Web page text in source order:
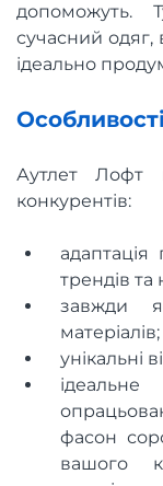
допоможуть.
сучасний одяг,
ідеально
Аутлет Лофт
конкурентів:
трендів
завжди
матеріалів;
унікальні
фасон
вашого